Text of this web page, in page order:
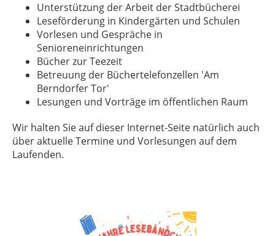
Unterstützung der Arbeit der Stadtbücherei
Leseförderung in Kindergärten und Schulen
Vorlesen und Gespräche in
Senioreneinrichtungen
Bücher zur Teezeit
Betreuung der Büchertelefonzellen 'Am
Berndorfer Tor'
Lesungen und Vorträge im öffentlichen Raum
Wir halten Sie auf dieser Internet-Seite natürlich auch
über aktuelle Termine und Vorlesungen auf dem
Laufenden.